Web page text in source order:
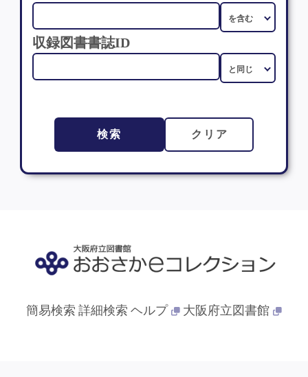
収録図書書誌ID
検索 クリア
簡易検索 詳細検索 ヘルプ 大阪府立図書館